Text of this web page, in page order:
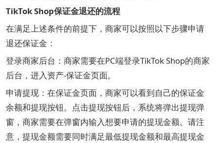
TikTok Shop保证金退还的流程
在满足上述条件的前提下，商家可以按照以下步骤申请
退还保证金：
登录商家后台：商家需要在PC端登录TikTok Shop的商家
后台，进入资产-保证金页面。
申请提现：在保证金页面，商家可以看到自己的保证金
余额和提现按钮。点击提现按钮后，系统将弹出提现弹
窗，商家需要在弹窗内输入想要申请的提现金额。请注
意，提现金额需要同时满足最低提现金额和最高提现金